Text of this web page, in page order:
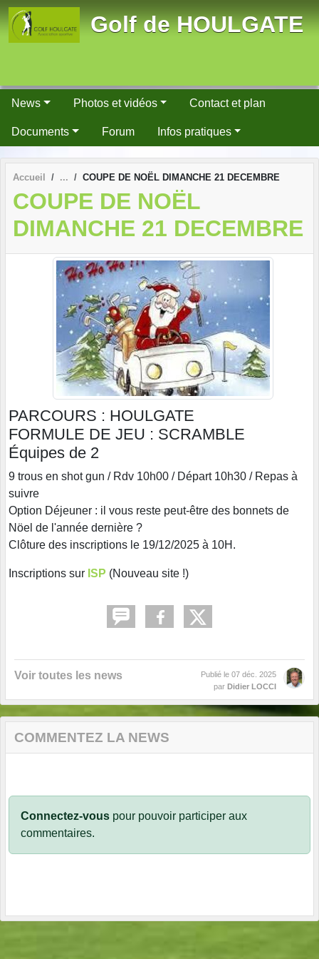
Golf de HOULGATE
News Photos et vidéos Contact et plan
Documents Forum Infos pratiques
Accueil COUPE DE NOËL DIMANCHE 21 DECEMBRE
COUPE DE NOËL
DIMANCHE 21 DECEMBRE
PARCOURS : HOULGATE
FORMULE DE JEU : SCRAMBLE
Équipes de 2
9 trous en shot gun / Rdv 10h00 / Départ 10h30 / Repas à
suivre
Option Déjeuner : il vous reste peut-être des bonnets de
Nöel de l'année dernière ?
Clôture des inscriptions le 19/12/2025 à 10H.
Inscriptions sur ISP (Nouveau site !)
Voir toutes les news Publié le 07 déc. 2025
par Didier LOCCI
COMMENTEZ LA NEWS
Connectez-vous pour pouvoir participer aux
commentaires.
Panneau de gestion des cookies